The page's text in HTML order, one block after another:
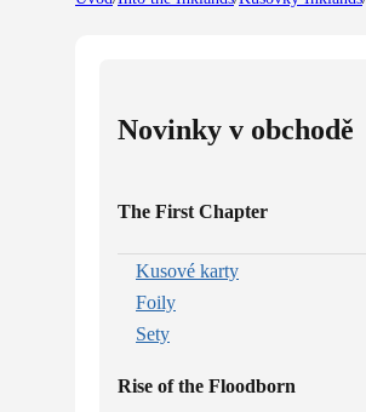
Novinky v obchodě
The First Chapter
Kusové karty
Foily
Sety
Rise of the Floodborn